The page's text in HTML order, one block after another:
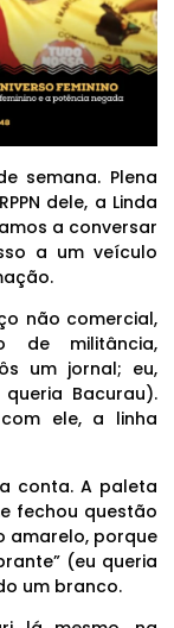
semana. Plena
dele, a Linda
a conversar
a um veículo
não comercial,
de militância,
um jornal; eu,
Bacurau).
ele, a linha
conta. A paleta
fechou questão
amarelo, porque
(eu queria
um branco.